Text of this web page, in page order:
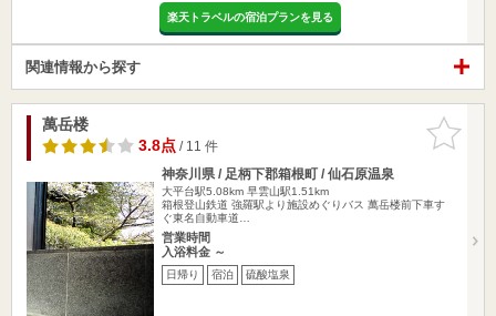
楽天トラベルの宿泊プランを見る
関連情報から探す
お気に入
りに追加
萬岳楼
3.8点/ 11 件
神奈川県 / 足柄下郡箱根町 / 仙石原温泉
大平台駅5.08km 早雲山駅1.51km
箱根登山鉄道 強羅駅より施設めぐりバス 萬岳楼前下車す
ぐ東名自動車道…
営業時間
入浴料金 ～
日帰り 宿泊 硫酸塩泉